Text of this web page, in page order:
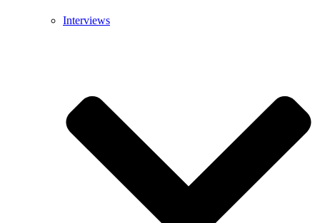
Interviews